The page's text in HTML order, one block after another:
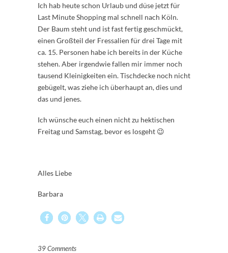
Ich hab heute schon Urlaub und düse jetzt für
Last Minute Shopping mal schnell nach Köln.
Der Baum steht und ist fast fertig geschmückt,
einen Großteil der Fressalien für drei Tage mit
ca. 15. Personen habe ich bereits in der Küche
stehen. Aber irgendwie fallen mir immer noch
tausend Kleinigkeiten ein. Tischdecke noch nicht
gebügelt, was ziehe ich überhaupt an, dies und
das und jenes.
Ich wünsche euch einen nicht zu hektischen
Freitag und Samstag, bevor es losgeht 😉
Alles Liebe
Barbara
39 Comments